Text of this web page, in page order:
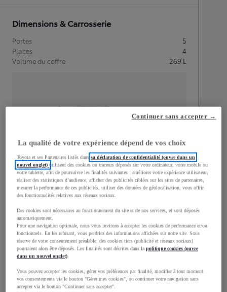
Dimensions & Carrosserie
Portes
5
Places
4
Volume du coffre
269 L
Longueur
3 700mm
Hauteur
1 510
Largeur
1 740mm
Consommation mixte
La qualité de votre expérience dépend de vos choix
Toyota et ses Partenaires listés danssa déclaration de confidentialité (ouvre dans un
nouvel onglet)utilisent des cookies ou traceurs déposés sur votre ordinateur, votre mobile ou
votre tablette, afin de poursuivre les finalités suivantes : améliorer votre expérience utilisateur,
réaliser des statistiques d’audience, afficher des publicités ciblées sur les sites de partenaires,
mesurer la performance de ces publicités, utiliser des données de géolocalisation, vous offrir
des fonctionnalités relatives aux réseaux sociaux.
Des cookies sont nécessaires au fonctionnement du site et de nos services, et sont déposés
automatiquement.
Pour une navigation optimale, nous vous invitons à accepter les cookies de performance et/ou
fonctionnels. En les refusant, vous perdriez des informations affichées sur notre site. Sous
réserve de votre consentement préalable, des cookies tiers (publicité et réseaux sociaux)
pourraient alors être déposés. Les finalités sont décrites dans lapolitique cookies (ouvre
dans un nouvel onglet).
Vous pouvez accepter les cookies, gérer vos préférences par finalité, modifier à tout moment
vos consentements via le bouton "Gérer mes cookies", ou continuer votre navigation sans
accepter via le bouton "Continuer sans accepter".
Continuer sans accepter →